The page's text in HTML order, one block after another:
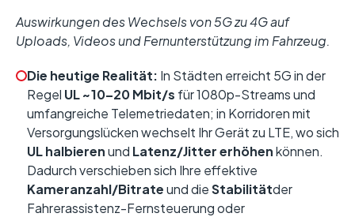
Auswirkungen des Wechsels von 5G zu 4G auf
Uploads, Videos und Fernunterstützung im Fahrzeug.
Die heutige Realität: In Städten erreicht 5G in der
Regel UL ~10–20 Mbit/s für 1080p-Streams und
umfangreiche Telemetriedaten; in Korridoren mit
Versorgungslücken wechselt Ihr Gerät zu LTE, wo sich
UL halbierenund Latenz/Jitter erhöhenkönnen.
Dadurch verschieben sich Ihre effektive
Kameranzahl/Bitrateund dieStabilitätder
Fahrerassistenz-Fernsteuerung oder